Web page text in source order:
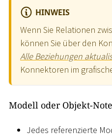
HINWEIS
Wenn Sie Relationen
können Sie über den
Alle Beziehungen
Konnektoren im
Modell oder Objekt-
Jedes referenzierte